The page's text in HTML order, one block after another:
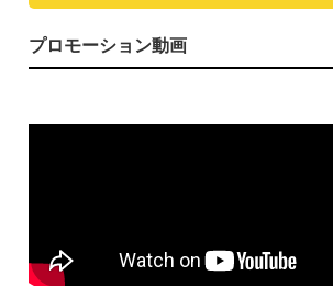
プロモーション動画